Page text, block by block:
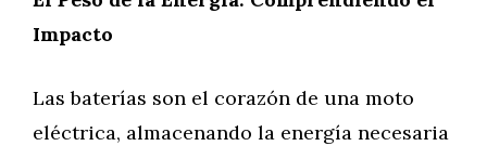
Impacto
Las baterías son el corazón de una moto
eléctrica, almacenando la energía necesaria